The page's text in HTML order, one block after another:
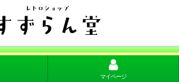
マイページ